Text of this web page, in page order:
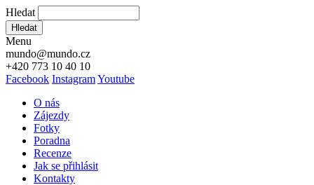
Hledat
Hledat
Menu
mundo@mundo.cz
+420 773 10 40 10
Facebook InstagramYoutube
O nás
Zájezdy
Fotky
Poradna
Recenze
Jak se přihlásit
Kontakty